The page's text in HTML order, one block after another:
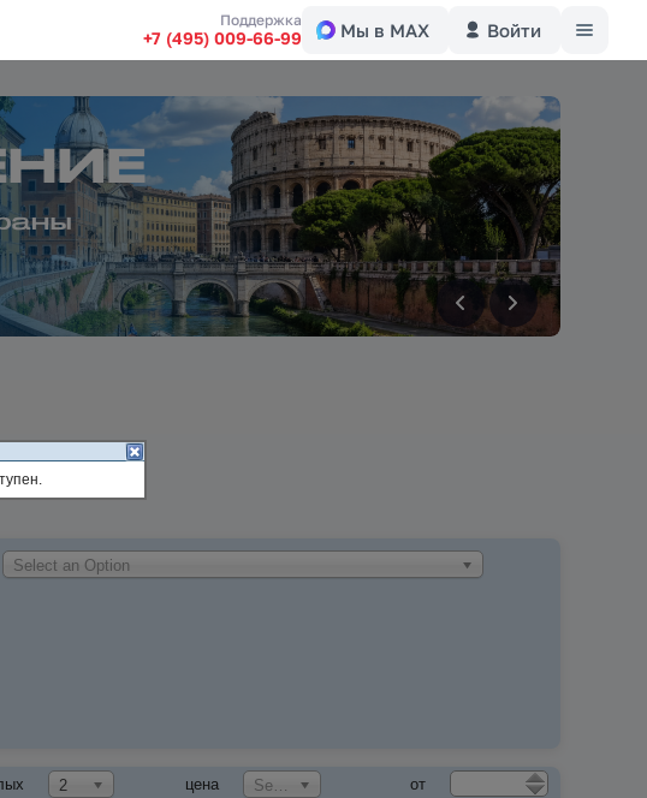
Поддержка
+7 (495) 009-66-99 Мы в MAX Войти
впередвперед
Select an Option
2 цена Select an Option
от